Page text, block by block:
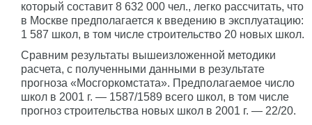
который составит 8 632 000 чел., легко рассчитать, что
в Москве предполагается к введению в эксплуатацию:
1 587 школ, в том числе строительство 20 новых школ.
Сравним результаты вышеизложенной методики
расчета, с полученными данными в результате
прогноза «Мосгоркомстата». Предполагаемое число
школ в 2001 г. — 1587/1589 всего школ, в том числе
прогноз строительства новых школ в 2001 г. — 22/20.